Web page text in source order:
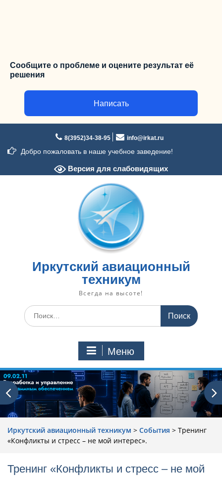
Сообщите о проблеме и оцените результат её
решения
Написать
содержимому
8(3952)34-38-95 info@irkat.ru
Добро пожаловать в наше учебное заведение!
Версия для слабовидящих
Иркутский авиационный
техникум
Всегда на высоте!
Искать:
Меню
Иркутский авиационный техникум > События > Тренинг
«Конфликты и стресс – не мой интерес».
Тренинг «Конфликты и стресс – не мой